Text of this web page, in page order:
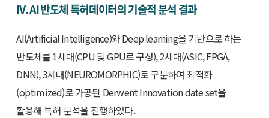
IV. AI 반도체 특허데이터의 기술적 분석 결과
AI(Artificial Intelligence)와 Deep learning을 기반으로 하는
반도체를 1세대(CPU 및 GPU로 구성), 2세대(ASIC, FPGA,
DNN), 3세대(NEUROMORPHIC)로 구분하여 최적화
(optimized)로 가공된 Derwent Innovation date set을
활용해 특허 분석을 진행하였다.